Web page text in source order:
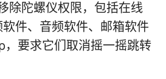
除陀螺仪权限，包括在线
件、音频软件、邮箱软件
，要求它们取消摇一摇跳转